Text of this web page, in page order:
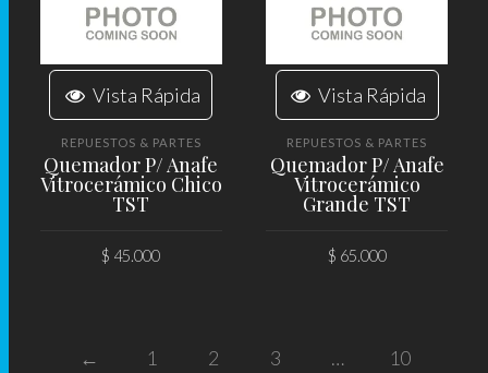
Vista Rápida
REPUESTOS & PARTES
Quemador P/ Anafe
Vitrocerámico Chico
TST
$ 45.000
Vista Rápida
REPUESTOS & PARTES
Quemador P/ Anafe
Vitrocerámico
Grande TST
$ 65.000
← 1 2 3 … 10